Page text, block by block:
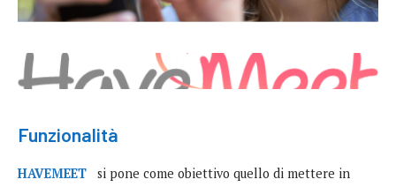
Funzionalità
HAVEMEET
si pone come obiettivo quello di mettere in